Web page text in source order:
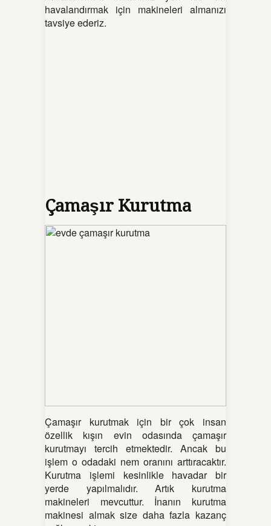
havalandırmak için makineleri almanızı
tavsiye ederiz.
Çamaşır Kurutma
Çamaşır kurutmak için bir çok insan
özellik kışın evin odasında çamaşır
kurutmayı tercih etmektedir. Ancak bu
işlem o odadaki nem oranını arttıracaktır.
Kurutma işlemi kesinlikle havadar bir
yerde yapılmalıdır. Artık kurutma
makineleri mevcuttur. İnanın kurutma
makinesi almak size daha fazla kazanç